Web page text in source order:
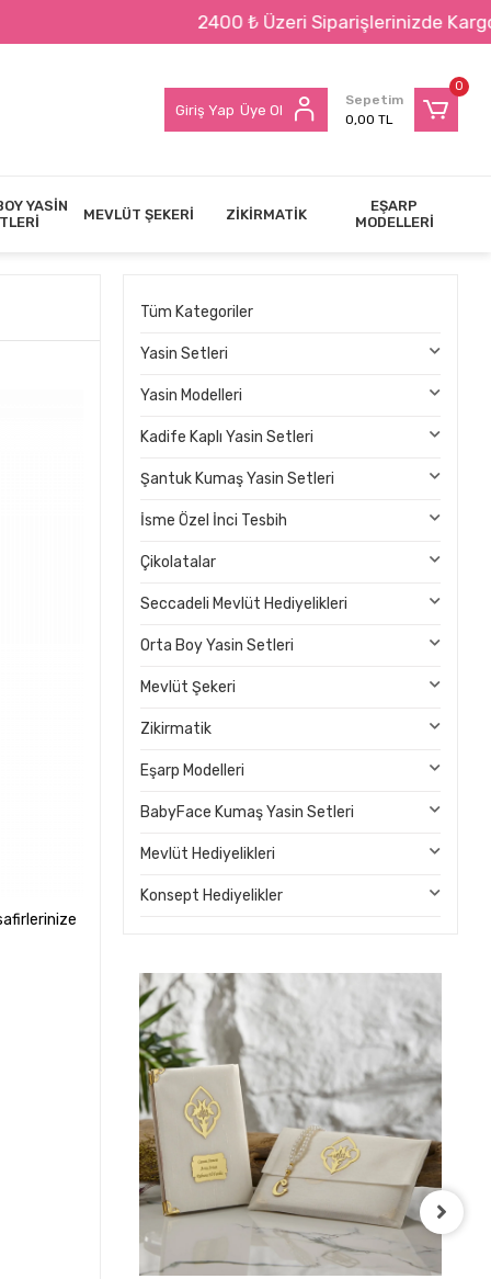
2400 ₺ Üzeri Siparişlerinizde Kargo BEDAVA !!!
Giriş Yap Üye Ol
0
Sepetim
0,00 TL
YASİN
MEVLÜT ŞEKERİ ZİKİRMATİK
EŞARP
MODELLERİ
Tüm Kategoriler
Yasin Setleri
Yasin Modelleri
Kadife Kaplı Yasin Setleri
Şantuk Kumaş Yasin Setleri
İsme Özel İnci Tesbih
Çikolatalar
Seccadeli Mevlüt Hediyelikleri
Orta Boy Yasin Setleri
Mevlüt Şekeri
Zikirmatik
Eşarp Modelleri
BabyFace Kumaş Yasin Setleri
Mevlüt Hediyelikleri
Konsept Hediyelikler